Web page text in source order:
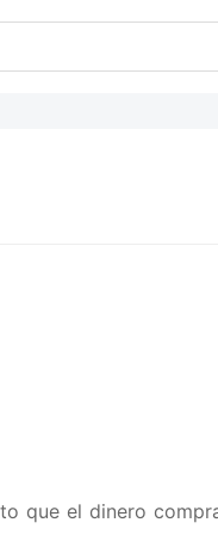
que el dinero